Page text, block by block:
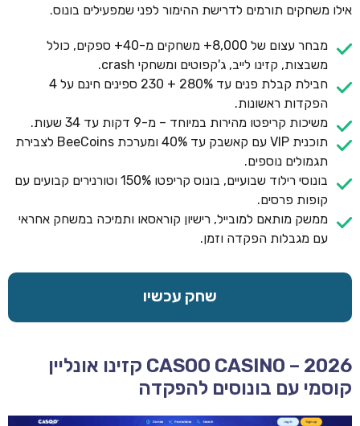
אילו משחקים תורמים לדרישת ההימור לפני שמפעילים בונוס.
מבחר עצום של 8,000+ משחקים מ-40+ ספקים, כולל
משבצות, קזינו לייב, ג'קפוטים ומשחקי crash.
חבילת קבלת פנים עד 280% + 230 ספינים חינם על 4
הפקדות ראשונות.
משיכות קריפטו מהירות במיוחד – מ-9 דקות עד 34 שעות.
תוכנית VIP עם קאשבק עד 40% ומערכת BeeCoins לצבירת
תגמולים נוספים.
בונוסי רילוד שבועיים, בונוס קריפטו 150% וטורנירים קבועים עם
קופות פרסים.
ממשק מותאם למובייל, רישיון קוראסאו ותמיכה במשחק אחראי
עם מגבלות הפקדה וזמן.
שחק עכשיו
CASOO CASINO – 2026 קזינו אונליין
קוסמי עם בונוסים להפקדה